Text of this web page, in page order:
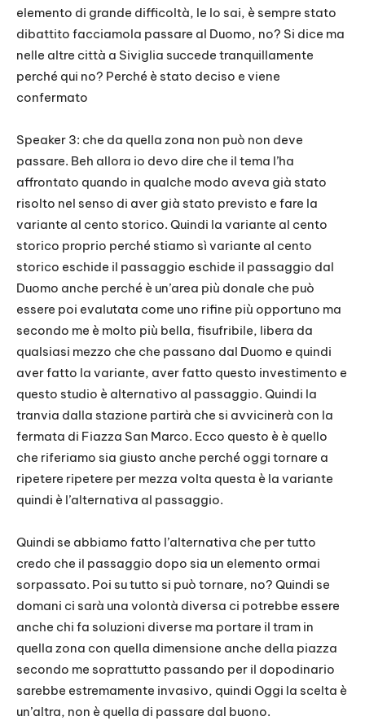
elemento di grande difficoltà, le lo sai, è sempre stato
dibattito facciamola passare al Duomo, no? Si dice ma
nelle altre città a Siviglia succede tranquillamente
perché qui no? Perché è stato deciso e viene
confermato
Speaker 3: che da quella zona non può non deve
passare. Beh allora io devo dire che il tema l’ha
affrontato quando in qualche modo aveva già stato
risolto nel senso di aver già stato previsto e fare la
variante al cento storico. Quindi la variante al cento
storico proprio perché stiamo sì variante al cento
storico eschide il passaggio eschide il passaggio dal
Duomo anche perché è un’area più donale che può
essere poi evalutata come uno rifine più opportuno ma
secondo me è molto più bella, fisufribile, libera da
qualsiasi mezzo che che passano dal Duomo e quindi
aver fatto la variante, aver fatto questo investimento e
questo studio è alternativo al passaggio. Quindi la
tranvia dalla stazione partirà che si avvicinerà con la
fermata di Fiazza San Marco. Ecco questo è è quello
che riferiamo sia giusto anche perché oggi tornare a
ripetere ripetere per mezza volta questa è la variante
quindi è l’alternativa al passaggio.
Quindi se abbiamo fatto l’alternativa che per tutto
credo che il passaggio dopo sia un elemento ormai
sorpassato. Poi su tutto si può tornare, no? Quindi se
domani ci sarà una volontà diversa ci potrebbe essere
anche chi fa soluzioni diverse ma portare il tram in
quella zona con quella dimensione anche della piazza
secondo me soprattutto passando per il dopodinario
sarebbe estremamente invasivo, quindi Oggi la scelta è
un’altra, non è quella di passare dal buono.